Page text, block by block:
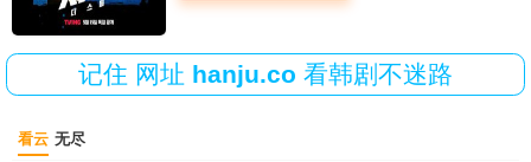
记住 网址 hanju.co 看韩剧不迷路
看云 无尽